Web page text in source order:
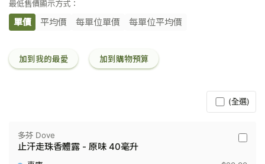
最低售價顯示方式：
單價 平均價 每單位單價 每單位平均價
加到我的最愛 加到購物預算
(全選)
多
Dove
多芬 Dove
止汗走珠香體露 - 原味 40毫升